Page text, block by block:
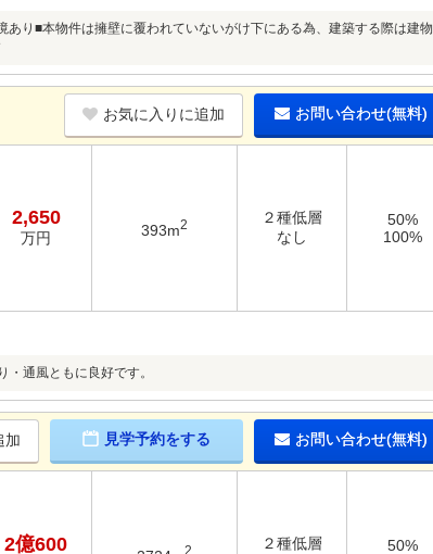
り■本物件は擁壁に覆われていないがけ下にある為、建築する際は建物
お気に入りに追加 お問い合わせ(無料)
2,650
万円 393m2
２種低層
なし
50%
100%
通風ともに良好です。
加 見学予約をする お問い合わせ(無料)
2億600 2 ２種低層 50%